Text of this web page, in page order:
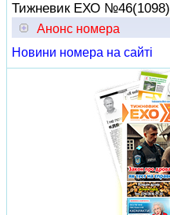
Тижневик ЕХО №46(1098)
Анонс номера
Новини номера на сайті